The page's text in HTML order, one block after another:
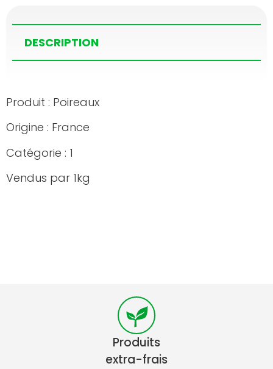
DESCRIPTION
Produit : Poireaux
Origine : France
Catégorie : 1
Vendus par 1kg
Produits
extra-frais